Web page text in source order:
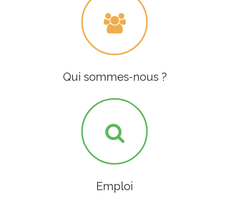
Qui sommes-nous ?
Emploi